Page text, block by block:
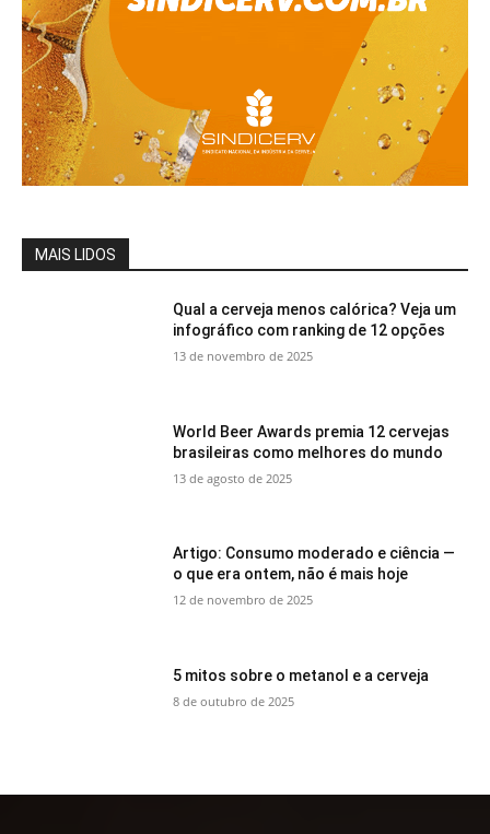
MAIS LIDOS
Qual a cerveja menos calórica? Veja um
infográfico com ranking de 12 opções
13 de novembro de 2025
World Beer Awards premia 12 cervejas
brasileiras como melhores do mundo
13 de agosto de 2025
Artigo: Consumo moderado e ciência —
o que era ontem, não é mais hoje
12 de novembro de 2025
5 mitos sobre o metanol e a cerveja
8 de outubro de 2025